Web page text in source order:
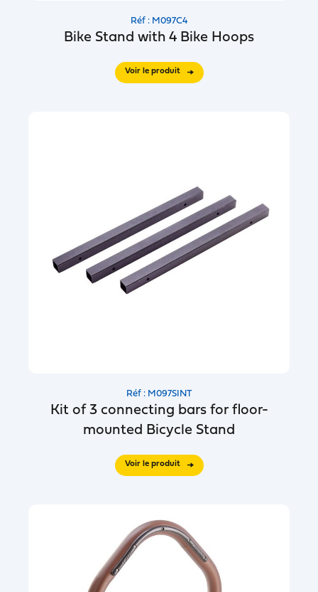
Réf : M097C4
Bike Stand with 4 Bike Hoops
Voir le produit
Réf : M097SINT
Kit of 3 connecting bars for floor-
mounted Bicycle Stand
Voir le produit